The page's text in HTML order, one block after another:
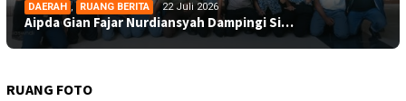
DAERAH , RUANG BERITA 22 Juli 2026
Aipda Gian Fajar Nurdiansyah Dampingi Si…
RUANG FOTO